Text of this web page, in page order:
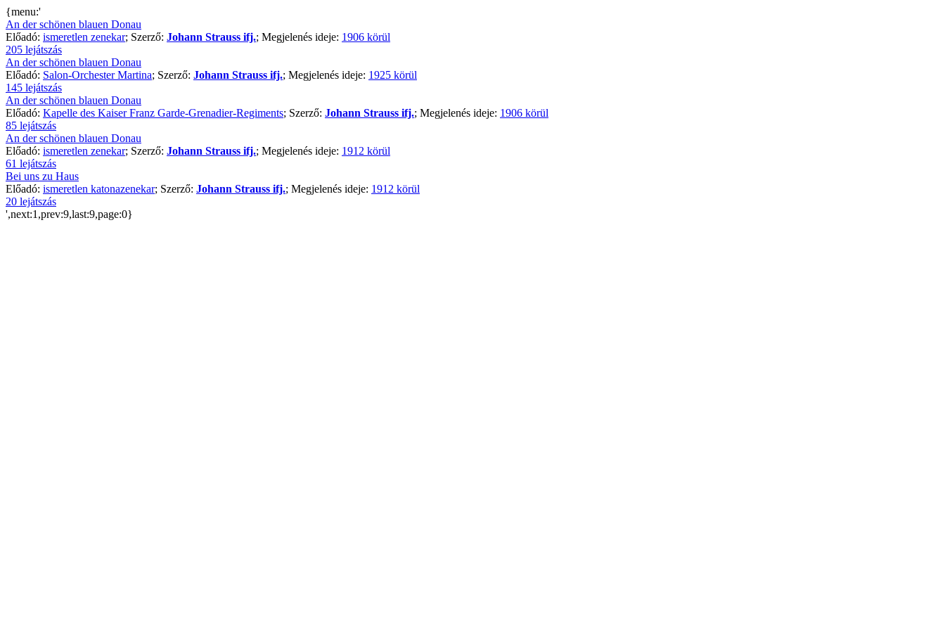
{menu:'
An der schönen blauen Donau
Előadó: ismeretlen zenekar; Szerző: Johann Strauss ifj.; Megjelenés ideje: 1906 körül
205 lejátszás
An der schönen blauen Donau
Előadó: Salon-Orchester Martina; Szerző: Johann Strauss ifj.; Megjelenés ideje: 1925 körül
145 lejátszás
An der schönen blauen Donau
Előadó: Kapelle des Kaiser Franz Garde-Grenadier-Regiments; Szerző: Johann Strauss ifj.; Megjelenés ideje: 1906 körül
85 lejátszás
An der schönen blauen Donau
Előadó: ismeretlen zenekar; Szerző: Johann Strauss ifj.; Megjelenés ideje: 1912 körül
61 lejátszás
Bei uns zu Haus
Előadó: ismeretlen katonazenekar; Szerző: Johann Strauss ifj.; Megjelenés ideje: 1912 körül
20 lejátszás
',next:1,prev:9,last:9,page:0}